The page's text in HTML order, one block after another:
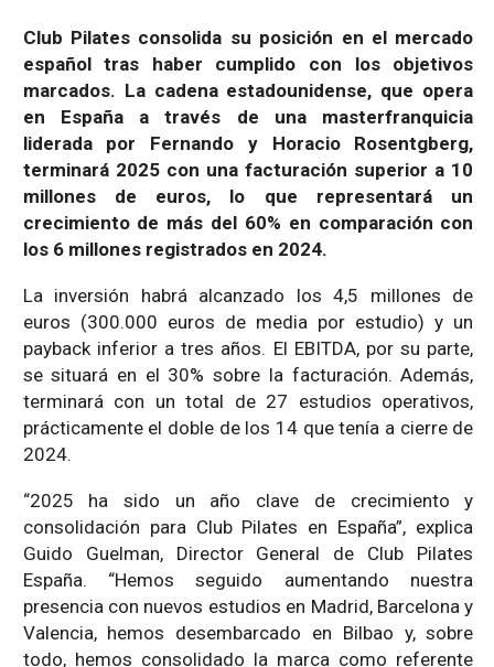
Club Pilates consolida su posición en el mercado
español tras haber cumplido con los objetivos
marcados. La cadena estadounidense, que opera
en España a través de una masterfranquicia
liderada por Fernando y Horacio Rosentgberg,
terminará 2025 con una facturación superior a 10
millones de euros, lo que representará un
crecimiento de más del 60% en comparación con
los 6 millones registrados en 2024.
La inversión habrá alcanzado los 4,5 millones de
euros (300.000 euros de media por estudio) y un
payback inferior a tres años. El EBITDA, por su parte,
se situará en el 30% sobre la facturación. Además,
terminará con un total de 27 estudios operativos,
prácticamente el doble de los 14 que tenía a cierre de
2024.
“2025 ha sido un año clave de crecimiento y
consolidación para Club Pilates en España”, explica
Guido Guelman, Director General de Club Pilates
España. “Hemos seguido aumentando nuestra
presencia con nuevos estudios en Madrid, Barcelona y
Valencia, hemos desembarcado en Bilbao y, sobre
todo, hemos consolidado la marca como referente